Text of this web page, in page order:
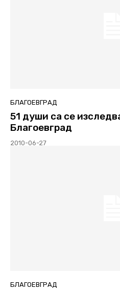
БЛАГОЕВГРАД
51 души са се
Благоевград
2010-06-27
БЛАГОЕВГРАД